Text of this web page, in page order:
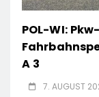
POL-WI:
A 3
7. AUGUST